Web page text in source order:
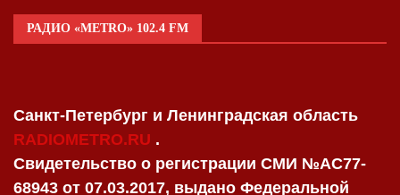
РАДИО «METRO» 102.4 FM
Санкт-Петербург и Ленинградская область
RADIOMETRO.RU .
Свидетельство о регистрации СМИ №AC77-
68943 от 07.03.2017, выдано Федеральной